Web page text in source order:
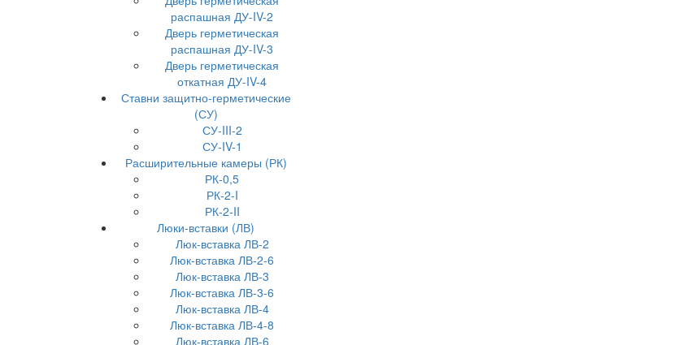
распашная ДУ-IV-2
Дверь герметическая
распашная ДУ-IV-3
Дверь герметическая
откатная ДУ-IV-4
Ставни защитно-герметические
(СУ)
СУ-III-2
СУ-IV-1
Расширительные камеры (РК)
РК-0,5
РК-2-I
РК-2-II
Люки-вставки (ЛВ)
Люк-вставка ЛВ-2
Люк-вставка ЛВ-2-6
Люк-вставка ЛВ-3
Люк-вставка ЛВ-3-6
Люк-вставка ЛВ-4
Люк-вставка ЛВ-4-8
Люк-вставка ЛВ-6